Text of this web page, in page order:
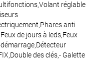
réglable
anti
de jours à leds,Feux
des clés,- Galette